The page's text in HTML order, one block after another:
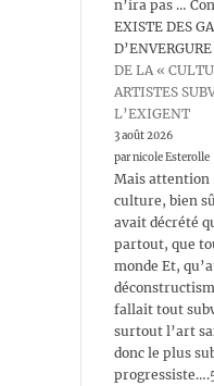
n’ira pas …
EXISTE DES
DE LA «
ARTISTES
L’EXIGENT
3 août 2026
par nicole Esterolle
Mais attention
culture, bien
avait décrété
partout, que
monde Et,
fallait tout
surtout l’art
donc le plus